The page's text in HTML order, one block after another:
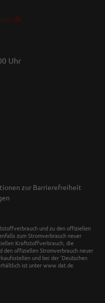
Uhr
zur Barrierefreiheit
und zu den offiziellen
zum Stromverbrauch neuer
Kraftstoffverbrauch, die
den offiziellen Stromverbrauch neuer
und bei der 'Deutschen
ist unter www.dat.de.